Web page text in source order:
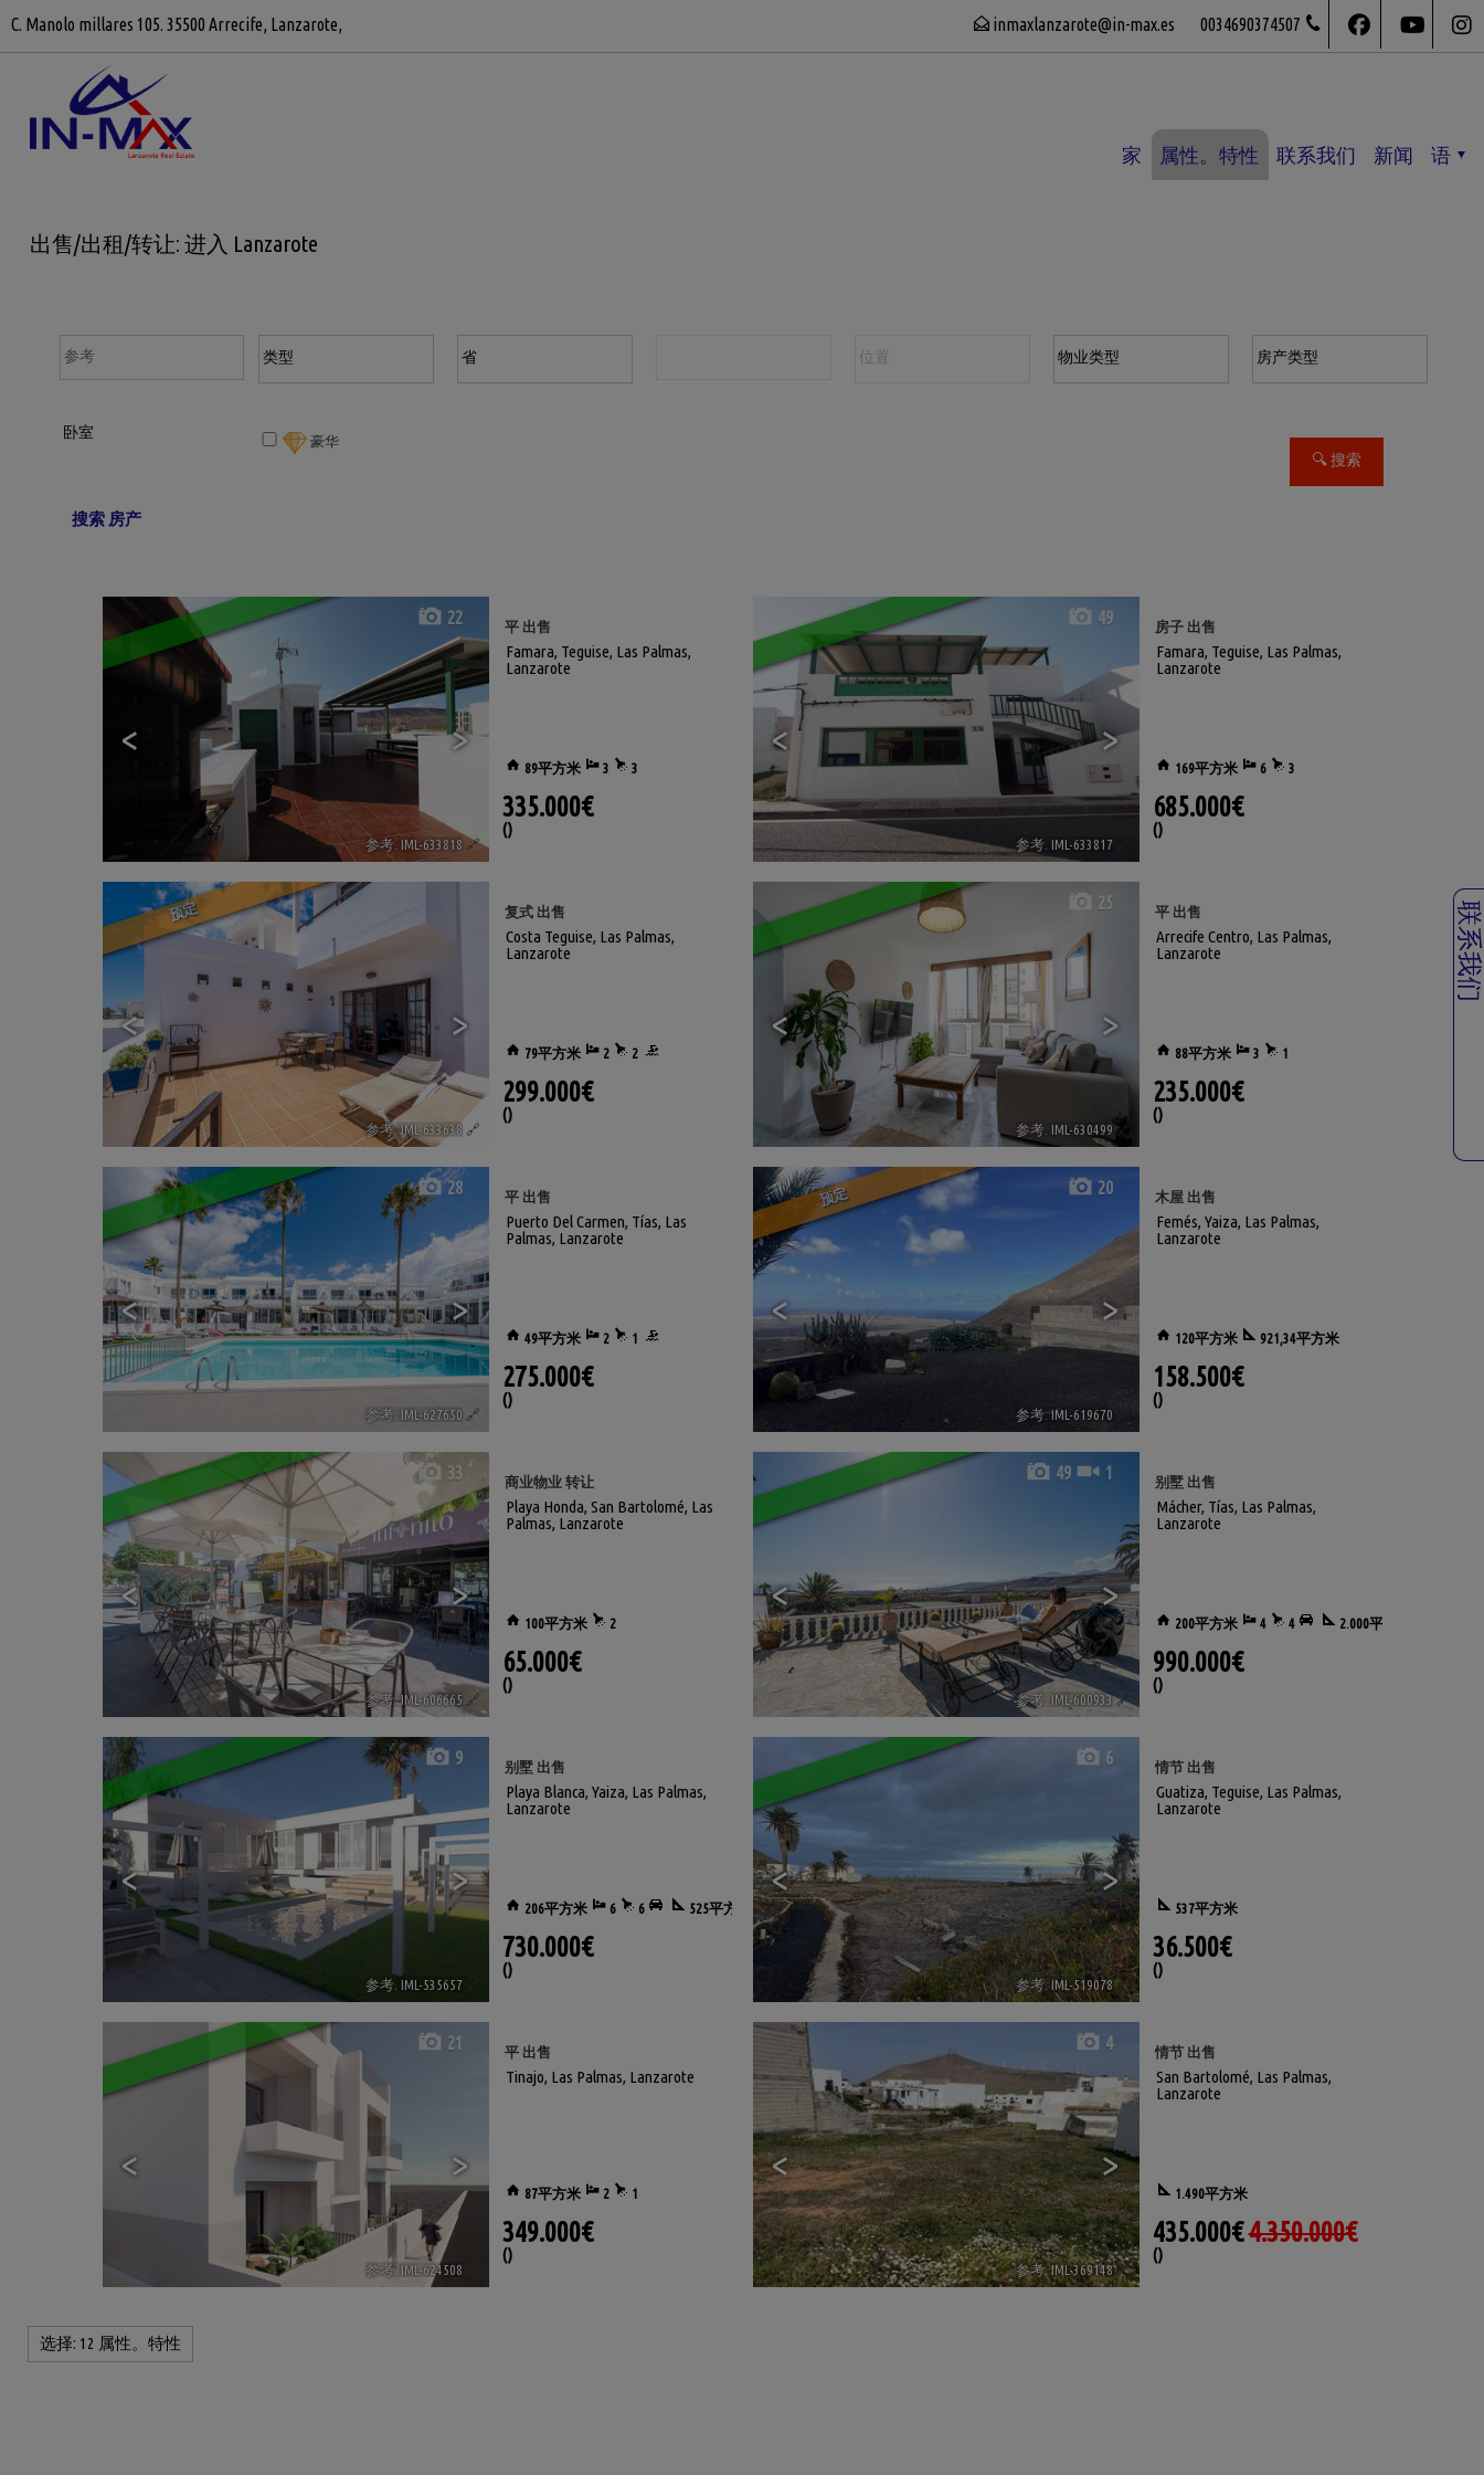
C. Manolo millares 105. 35500 Arrecife, Lanzarote, 0034690374507
inmaxlanzarote@in-max.es
家 属性。特性 联系我们 新闻 语
出售/出租/转让: 进入 Lanzarote
豪华
搜索 房产
< >
22
参考. IML-633818 🔗
Famara, Teguise, Las Palmas,
Lanzarote
平 出售
89平方米 3 3
335.000€
()
< >
49
参考. IML-633817
Famara, Teguise, Las Palmas,
Lanzarote
房子 出售
169平方米 6 3
685.000€
()
预定
< >
参考. IML-633638 🔗
Costa Teguise, Las Palmas,
Lanzarote
复式 出售
79平方米 2 2
299.000€
()
< >
25
参考. IML-630499 🔗
Arrecife Centro, Las Palmas,
Lanzarote
平 出售
88平方米 3 1
235.000€
()
< >
28
参考. IML-627650 🔗
Puerto Del Carmen, Tías, Las
Palmas, Lanzarote
平 出售
49平方米 2 1
275.000€
()
预定
< >
20
参考. IML-619670
Femés, Yaiza, Las Palmas,
Lanzarote
木屋 出售
120平方米 921,34平方米
158.500€
()
< >
33
参考. IML-606665 🔗
Playa Honda, San Bartolomé, Las
Palmas, Lanzarote
商业物业 转让
100平方米 2
65.000€
()
< >
49 1
参考. IML-600933 🔗
Mácher, Tías, Las Palmas,
Lanzarote
别墅 出售
200平方米 4 4 2.000平方米
990.000€
()
< >
9
参考. IML-535657
Playa Blanca, Yaiza, Las Palmas,
Lanzarote
别墅 出售
206平方米 6 6 525平方米
730.000€
()
< >
6
参考. IML-519078 🔗
Guatiza, Teguise, Las Palmas,
Lanzarote
情节 出售
537平方米
36.500€
()
< >
21
参考. IML-624508
Tinajo, Las Palmas, Lanzarote
平 出售
87平方米 2 1
349.000€
()
< >
4
参考. IML-369148 🔗
San Bartolomé, Las Palmas,
Lanzarote
情节 出售
1.490平方米
435.000€4.350.000€
()
选择: 12 属性。特性
联系我们